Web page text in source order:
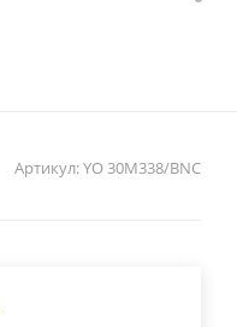
Артикул:YO 30M338/BNC